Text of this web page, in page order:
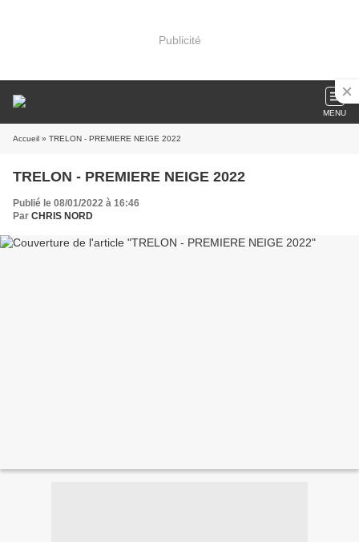
Publicité
MENU
Accueil » TRELON - PREMIERE NEIGE 2022
TRELON - PREMIERE NEIGE 2022
Publié le 08/01/2022 à 16:46
Par CHRIS NORD